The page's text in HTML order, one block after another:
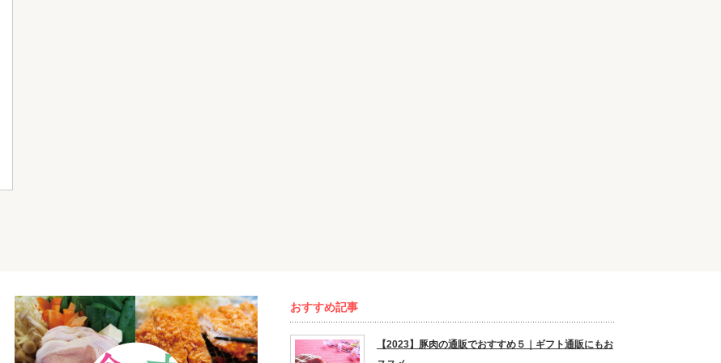
おすすめ記事
【2023】豚肉の通販でおすすめ５｜ギフト通販にもお